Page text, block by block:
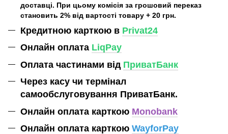
доставці. При цьому комісія за грошовий переказ
становить 2% від вартості товару + 20 грн.
Кредитною карткою в Privat24
Онлайн оплата LiqPay
Оплата частинами від ПриватБанк
Через касу чи термінал
самообслуговування ПриватБанк.
Онлайн оплата карткою Monobank
Онлайн оплата карткою WayforPay